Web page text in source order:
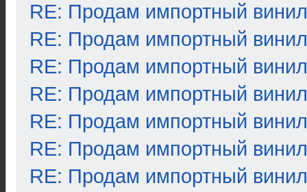
RE: Продам импортный винил
RE: Продам импортный винил
RE: Продам импортный винил
RE: Продам импортный винил
RE: Продам импортный винил
RE: Продам импортный винил
RE: Продам импортный винил